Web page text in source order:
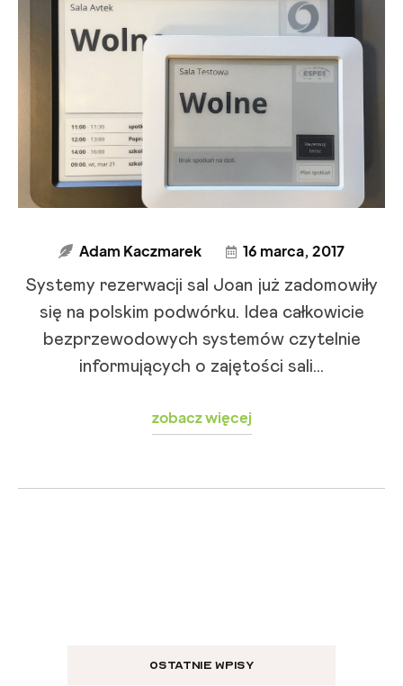
Adam Kaczmarek 16 marca, 2017
Systemy rezerwacji sal Joan już zadomowiły
się na polskim podwórku. Idea całkowicie
bezprzewodowych systemów czytelnie
informujących o zajętości sali...
zobacz więcej
OSTATNIE WPISY